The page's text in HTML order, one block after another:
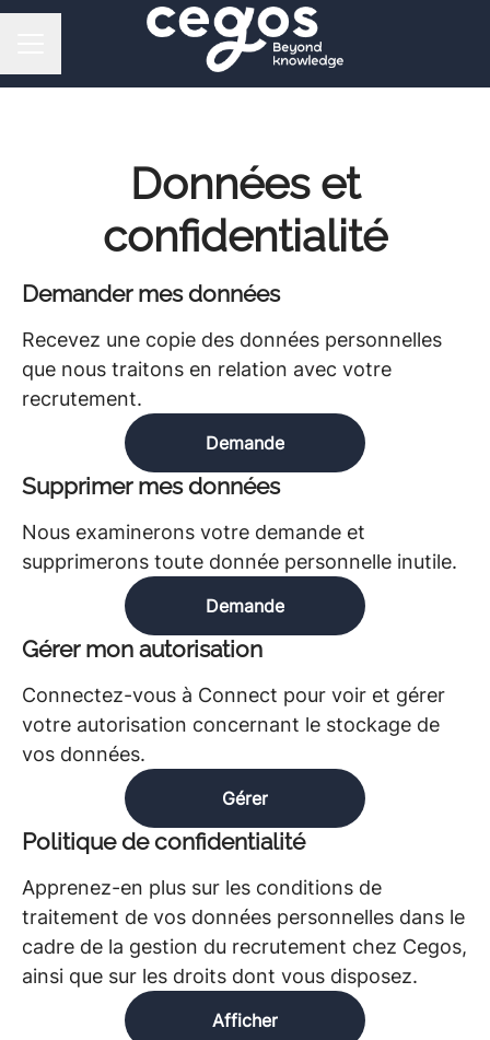
Données et
confidentialité
Demander mes données
Recevez une copie des données personnelles
que nous traitons en relation avec votre
recrutement.
Demande
Supprimer mes données
Nous examinerons votre demande et
supprimerons toute donnée personnelle inutile.
Demande
Gérer mon autorisation
Connectez-vous à Connect pour voir et gérer
votre autorisation concernant le stockage de
vos données.
Gérer
Politique de confidentialité
Apprenez-en plus sur les conditions de
traitement de vos données personnelles dans le
cadre de la gestion du recrutement chez Cegos,
ainsi que sur les droits dont vous disposez.
Afficher